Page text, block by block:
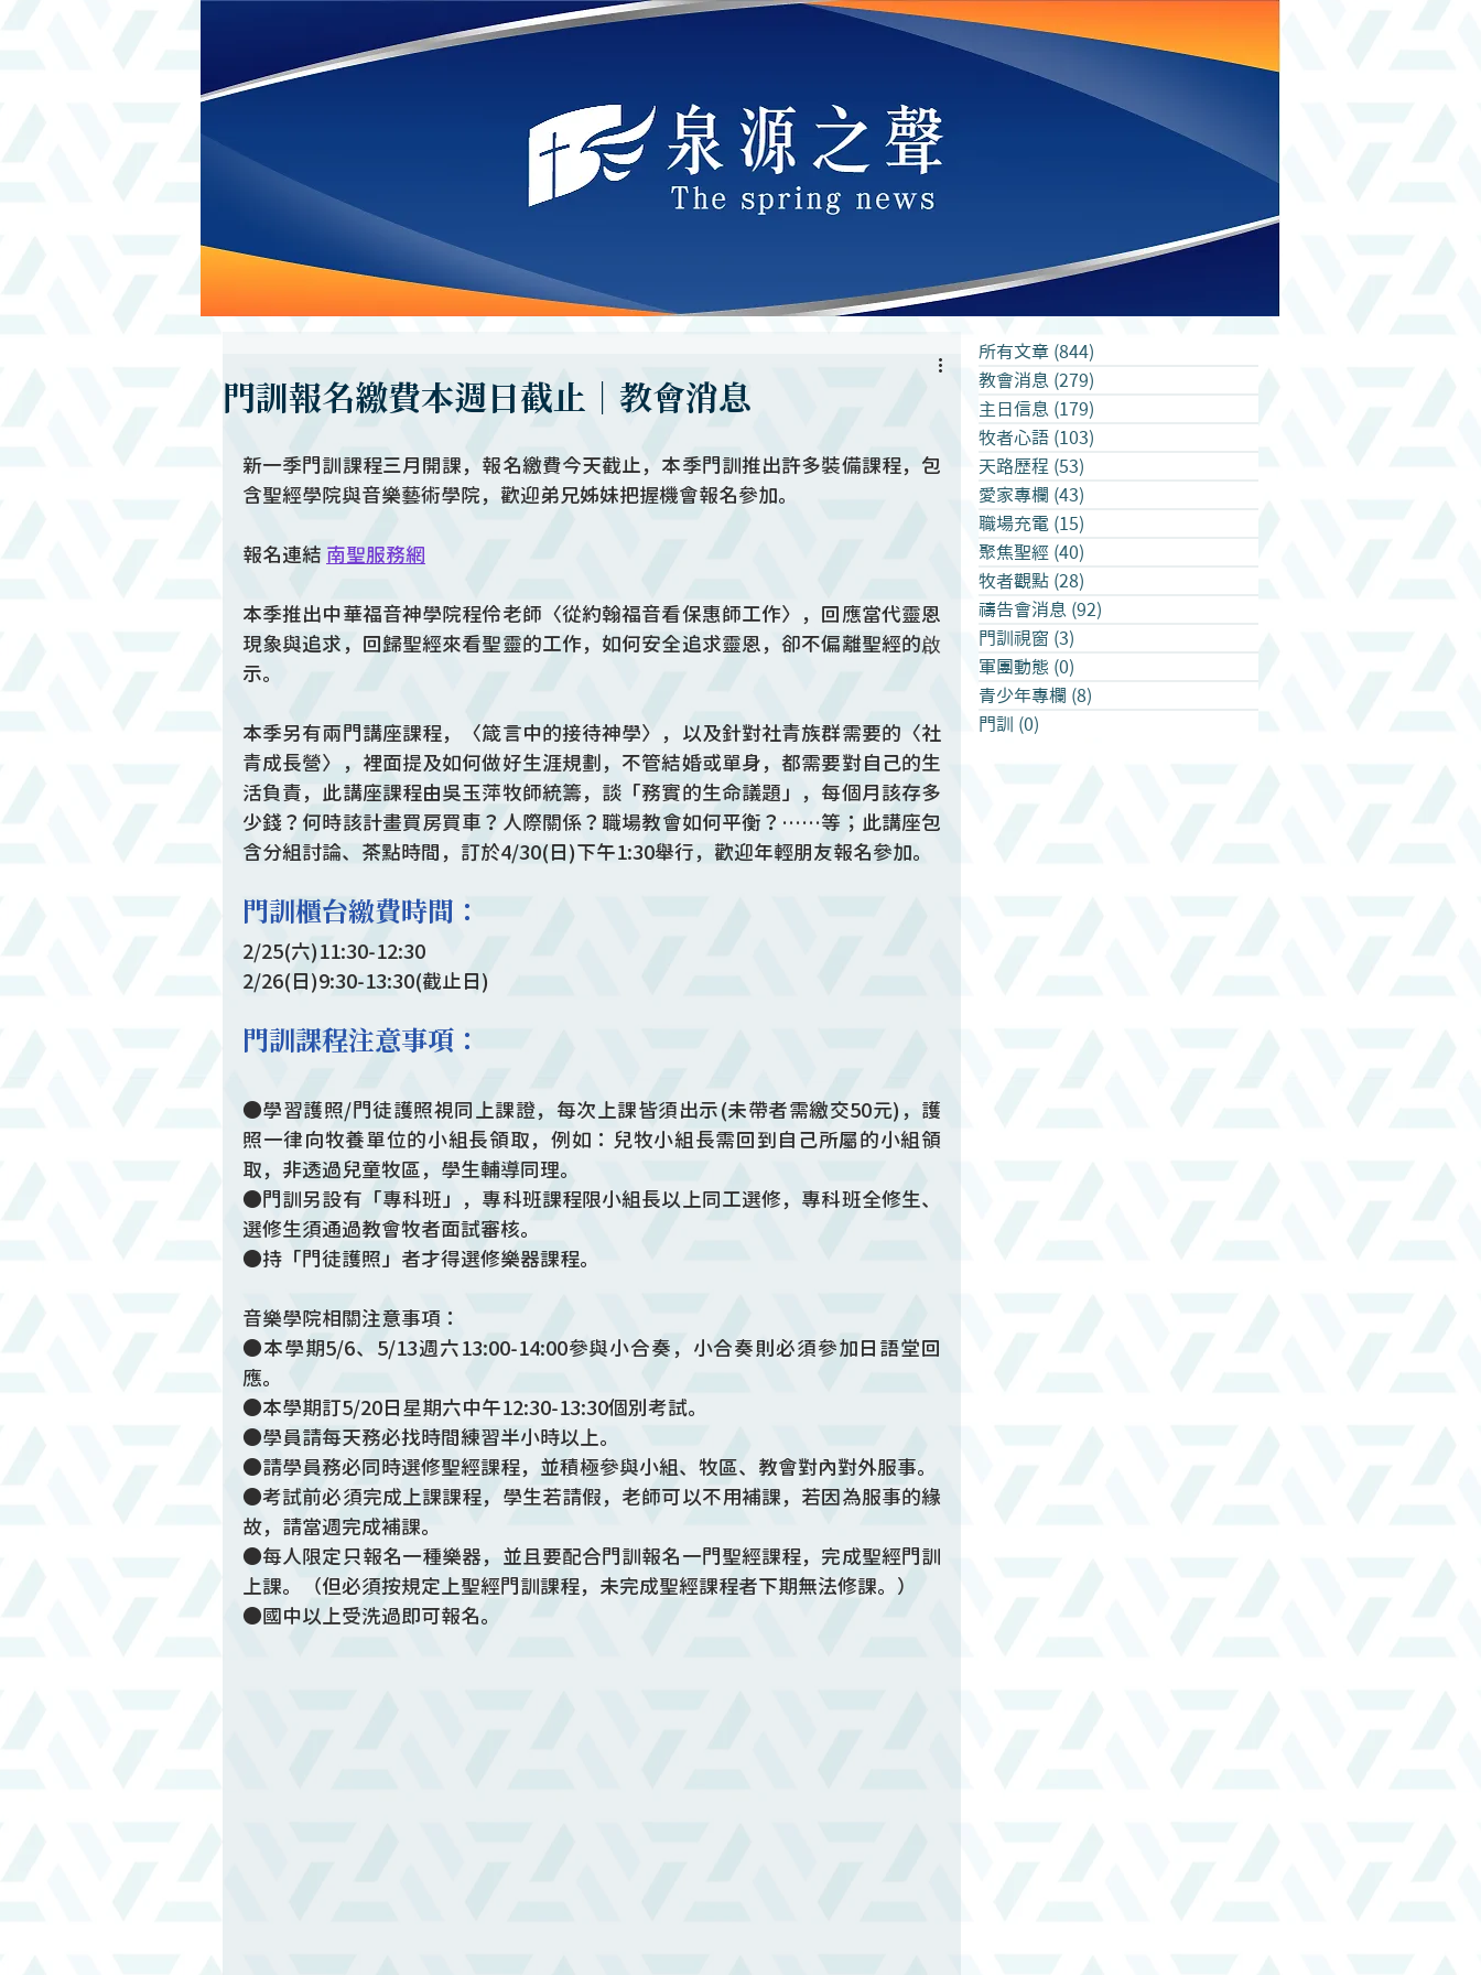
門訓報名繳費本週日截止｜教會消息
新一季門訓課程三月開課，報名繳費今天截止，本季門訓推出許多裝備課程，包
含聖經學院與音樂藝術學院，歡迎弟兄姊妹把握機會報名參加。
報名連結 南聖服務網
本季推出中華福音神學院程伶老師〈從約翰福音看保惠師工作〉，回應當代靈恩
現象與追求，回歸聖經來看聖靈的工作，如何安全追求靈恩，卻不偏離聖經的啟
示。
本季另有兩門講座課程，〈箴言中的接待神學〉，以及針對社青族群需要的〈社
青成長營〉，裡面提及如何做好生涯規劃，不管結婚或單身，都需要對自己的生
活負責，此講座課程由吳玉萍牧師統籌，談「務實的生命議題」，每個月該存多
少錢？何時該計畫買房買車？人際關係？職場教會如何平衡？……等；此講座包
含分組討論、茶點時間，訂於4/30(日)下午1:30舉行，歡迎年輕朋友報名參加。
門訓櫃台繳費時間：
2/25(六)11:30-12:30
2/26(日)9:30-13:30(截止日)
門訓課程注意事項：
●學習護照/門徒護照視同上課證，每次上課皆須出示(未帶者需繳交50元)，護
照一律向牧養單位的小組長領取，例如：兒牧小組長需回到自己所屬的小組領
取，非透過兒童牧區，學生輔導同理。
●門訓另設有「專科班」，專科班課程限小組長以上同工選修，專科班全修生、
選修生須通過教會牧者面試審核。
●持「門徒護照」者才得選修樂器課程。
音樂學院相關注意事項：
●本學期5/6、5/13週六13:00-14:00參與小合奏，小合奏則必須參加日語堂回
應。
●本學期訂5/20日星期六中午12:30-13:30個別考試。
●學員請每天務必找時間練習半小時以上。
●請學員務必同時選修聖經課程，並積極參與小組、牧區、教會對內對外服事。
●考試前必須完成上課課程，學生若請假，老師可以不用補課，若因為服事的緣
故，請當週完成補課。
●每人限定只報名一種樂器，並且要配合門訓報名一門聖經課程，完成聖經門訓
上課。（但必須按規定上聖經門訓課程，未完成聖經課程者下期無法修課。）
●國中以上受洗過即可報名。
所有文章 (844)
教會消息 (279)
主日信息 (179)
牧者心語 (103)
天路歷程 (53)
愛家專欄 (43)
職場充電 (15)
聚焦聖經 (40)
牧者觀點 (28)
禱告會消息 (92)
門訓視窗 (3)
軍團動態 (0)
青少年專欄 (8)
門訓
(0)